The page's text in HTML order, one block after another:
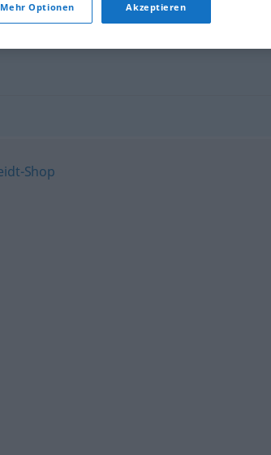
Mehr Optionen Akzeptieren